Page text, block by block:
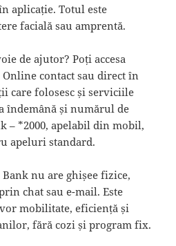
aplicație. Totul este
facială sau amprentă.
de ajutor? Poți accesa
contact sau direct în
care folosesc și serviciile
îndemână și numărul de
– *2000, apelabil din mobil,
apeluri standard.
nu are ghișee fizice,
chat sau e-mail. Este
mobilitate, eficiență și
fără cozi și program fix.